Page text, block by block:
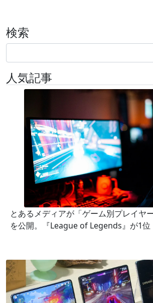
検索
人気記事
とあるメディアが「ゲーム別プレイヤ
を公開。『League of Legends』が1位